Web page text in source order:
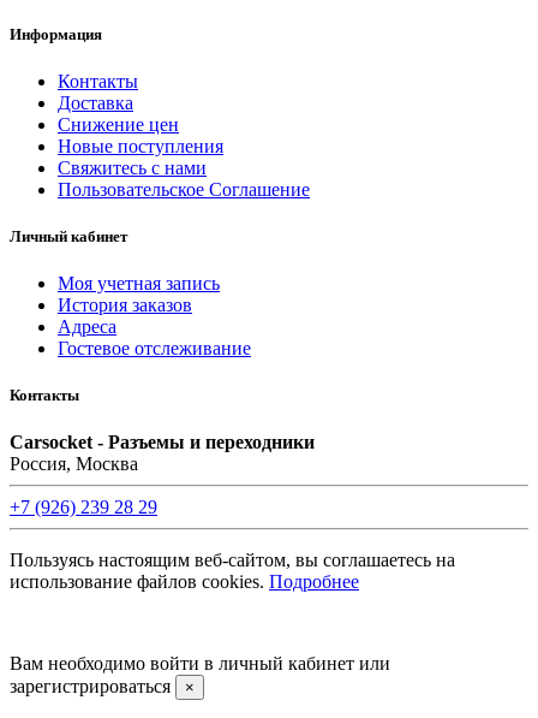
Информация
Контакты
Доставка
Снижение цен
Новые поступления
Свяжитесь с нами
Пользовательское Соглашение
Личный кабинет
Моя учетная запись
История заказов
Адреса
Гостевое отслеживание
Контакты
Carsocket - Разъемы и переходники
Россия, Москва
+7 (926) 239 28 29
Пользуясь настоящим веб-сайтом, вы соглашаетесь на
использование файлов cookies. Подробнее
Вам необходимо войти в личный кабинет или
зарегистрироваться
×